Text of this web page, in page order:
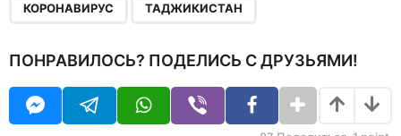
КОРОНАВИРУС ТАДЖИКИСТАН
ПОНРАВИЛОСЬ? ПОДЕЛИСЬ С ДРУЗЬЯМИ!